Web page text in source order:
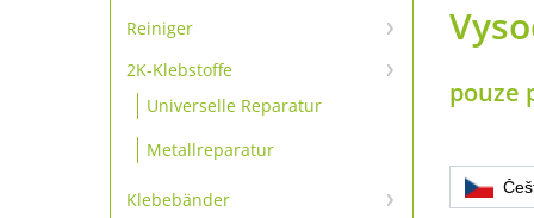
Sofortklebstoffe
SpeedBond Klebesystem
Kontaktklebstoffe
Reiniger
Reiniger
2K-Klebstoffe
Universelle Reparatur
Metallreparatur
Klebebänder
pouze